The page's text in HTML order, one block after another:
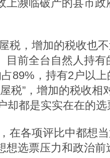
上濒临破产的县市
税，增加的税收也
目前全台自然人持
89%，持有2户以
税”，增加的税收相
却都是实实在在的选
在各项评比中都想
想选票压力和政治